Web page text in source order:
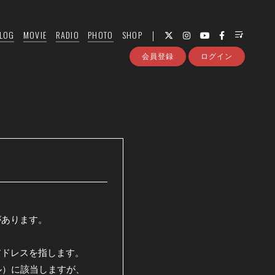
MOVIE RADIO PHOTO SHOP
会員登録 ログイン
ります。
レスを指します。
に該当しますが、